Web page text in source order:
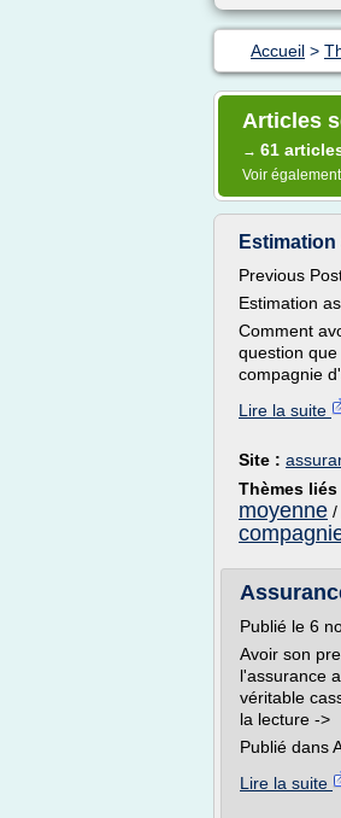
Accueil >
Articles
→ 61
Voir également
Previous
Estimation
Comment
question
compagnie
Lire la suite
Site :
Thèmes liés
moyenne /
Publié le 6
Avoir son
l'assurance
véritable
la lecture ->
Publié dans
Lire la suite